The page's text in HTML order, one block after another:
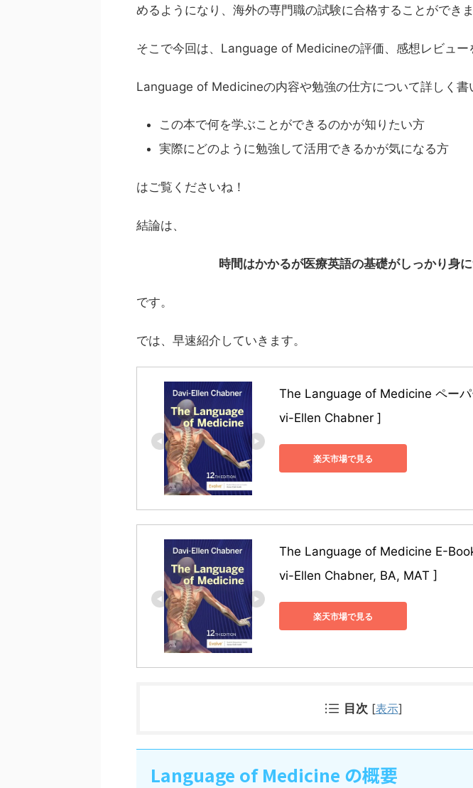
めるようになり、海外の専門職の試験に合格することができま
そこで今回は、 Language of Medicineの評価、感想レビュー
Language of Medicineの内容や勉強の仕方について詳しく書
この本で何を学ぶことができるのかが知りたい方
実際にどのように勉強して活用できるかが気になる方
はご覧くださいね！
結論は、
時間はかかるが医療英語の基礎がしっかり身
です。
では、早速紹介していきます。
The Language of Medicine ペーパ
vi-Ellen Chabner ]
楽天市場で見る
The Language of Medicine E-
vi-Ellen Chabner, BA, MAT ]
楽天市場で見る
目次 [表示]
Language of Medicine の概要